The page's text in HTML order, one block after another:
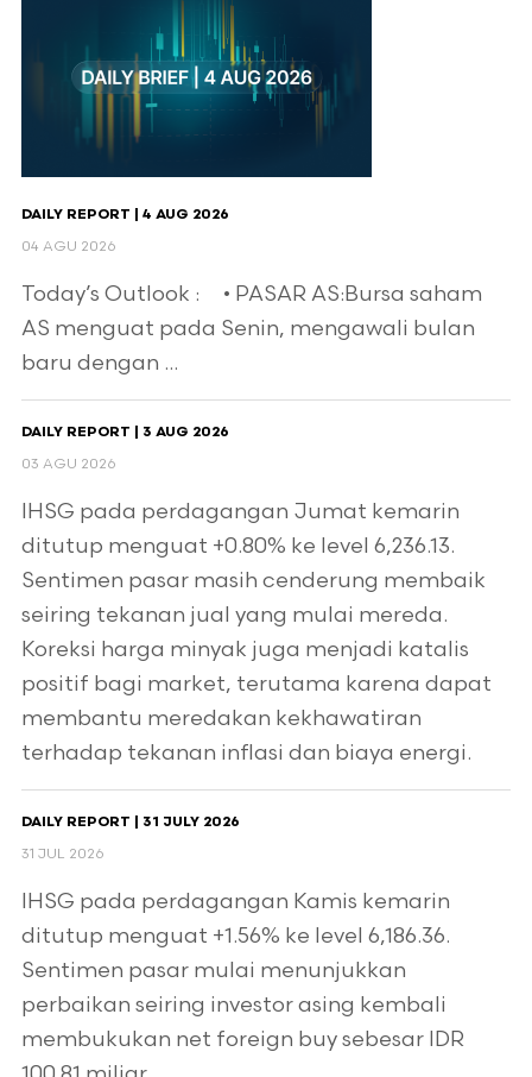
DAILY REPORT | 4 AUG 2026
04 AGU 2026
Today’s Outlook : • PASAR AS:Bursa saham
AS menguat pada Senin, mengawali bulan
baru dengan ...
DAILY REPORT | 3 AUG 2026
03 AGU 2026
IHSG pada perdagangan Jumat kemarin
ditutup menguat +0.80% ke level 6,236.13.
Sentimen pasar masih cenderung membaik
seiring tekanan jual yang mulai mereda.
Koreksi harga minyak juga menjadi katalis
positif bagi market, terutama karena dapat
membantu meredakan kekhawatiran
terhadap tekanan inflasi dan biaya energi.
DAILY REPORT | 31 JULY 2026
31 JUL 2026
IHSG pada perdagangan Kamis kemarin
ditutup menguat +1.56% ke level 6,186.36.
Sentimen pasar mulai menunjukkan
perbaikan seiring investor asing kembali
membukukan net foreign buy sebesar IDR